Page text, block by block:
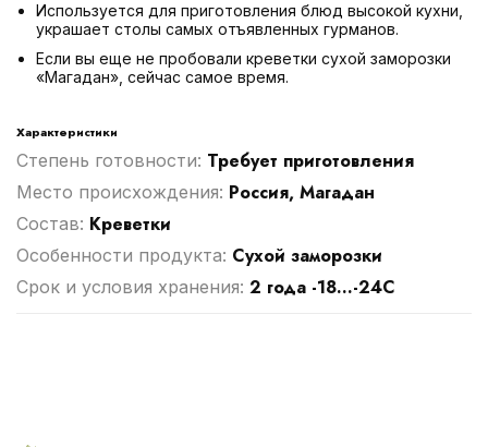
Используется для приготовления блюд высокой кухни,
украшает столы самых отъявленных гурманов.
Если вы еще не пробовали креветки сухой заморозки
«Магадан», сейчас самое время.
Характеристики
Степень готовности: Требует приготовления
Место происхождения: Россия, Магадан
Cостав: Креветки
Особенности продукта: Сухой заморозки
Срок и условия хранения: 2 года -18...-24С